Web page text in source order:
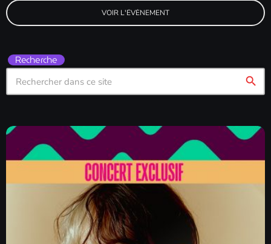
VOIR L'ÉVÈNEMENT
Recherche
search